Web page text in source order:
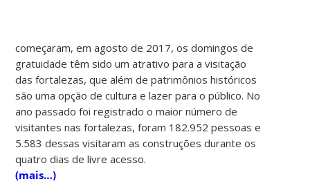
começaram, em agosto de 2017, os domingos de
gratuidade têm sido um atrativo para a visitação
das fortalezas, que além de patrimônios históricos
são uma opção de cultura e lazer para o público. No
ano passado foi registrado o maior número de
visitantes nas fortalezas, foram 182.952 pessoas e
5.583 dessas visitaram as construções durante os
quatro dias de livre acesso.
(mais…)